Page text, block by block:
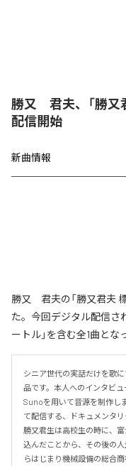
勝又 君夫、「勝又
配信開始
新曲情報
勝又 君夫の「勝又君夫
た。今回デジタル配信さ
ートル」を含む全1曲とな
シニア世代の実話だけを歌に
品です。本人へのインタビュ
Sunoを用いて音源を制作し
て配信する、ドキュメンタリ
勝又君生は高校生の時に、
込んだことから、その後の
らはじまり機械設備の総合